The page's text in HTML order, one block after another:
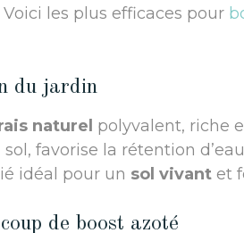
les plus efficaces pour
du jardin
naturel polyvalent, riche
favorise la rétention
idéal pour un sol vivant et
de boost azoté